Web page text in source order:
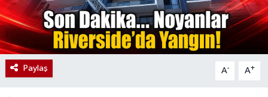
Paylaş A- A+